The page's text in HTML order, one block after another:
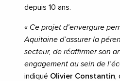
depuis 10 ans.
« Ce projet d’envergure
Aquitaine d’assurer la
secteur, de réaffirmer son
engagement au sein de
indiqué Olivier Constantin